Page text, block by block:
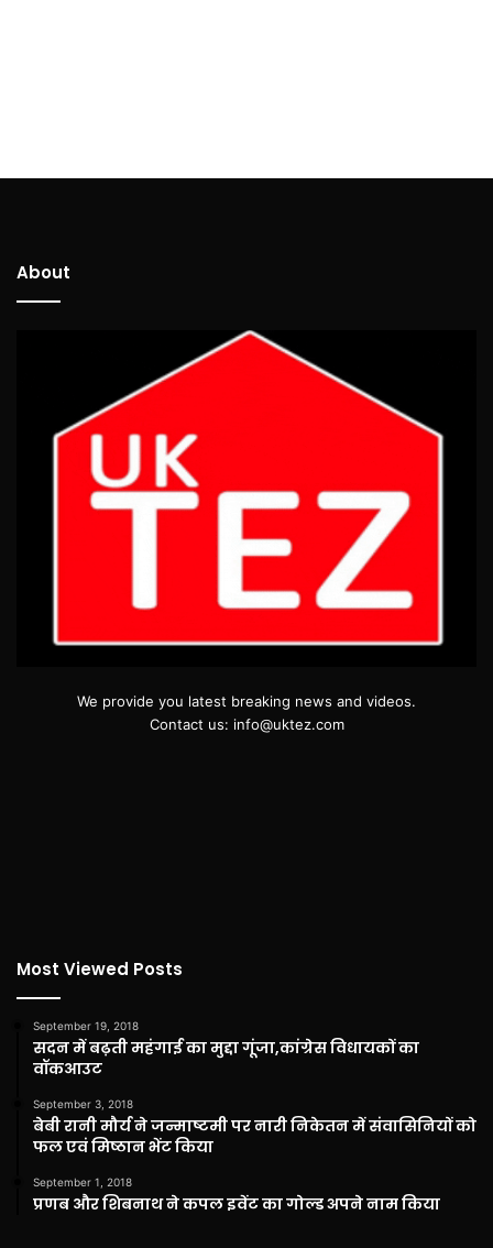
About
We provide you latest breaking news and videos.
Contact us: info@uktez.com
Most Viewed Posts
September 19, 2018
सदन में बढ़ती महंगाई का मुद्दा गूंजा,कांग्रेस विधायकों का
वॉकआउट
September 3, 2018
बेबी रानी मौर्य ने जन्माष्टमी पर नारी निकेतन में संवासिनियों को
फल एवं मिष्ठान भेंट किया
September 1, 2018
प्रणब और शिबनाथ ने कपल इवेंट का गोल्ड अपने नाम किया